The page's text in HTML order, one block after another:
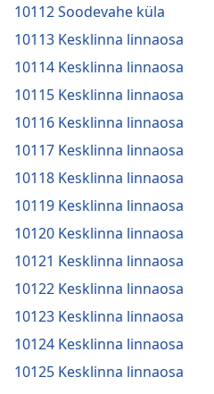
10112 Soodevahe küla
10113 Kesklinna linnaosa
10114 Kesklinna linnaosa
10115 Kesklinna linnaosa
10116 Kesklinna linnaosa
10117 Kesklinna linnaosa
10118 Kesklinna linnaosa
10119 Kesklinna linnaosa
10120 Kesklinna linnaosa
10121 Kesklinna linnaosa
10122 Kesklinna linnaosa
10123 Kesklinna linnaosa
10124 Kesklinna linnaosa
10125 Kesklinna linnaosa